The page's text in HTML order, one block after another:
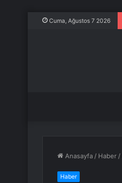
Cuma, Ağustos 7 2026
Anasayfa / Haber /
Haber